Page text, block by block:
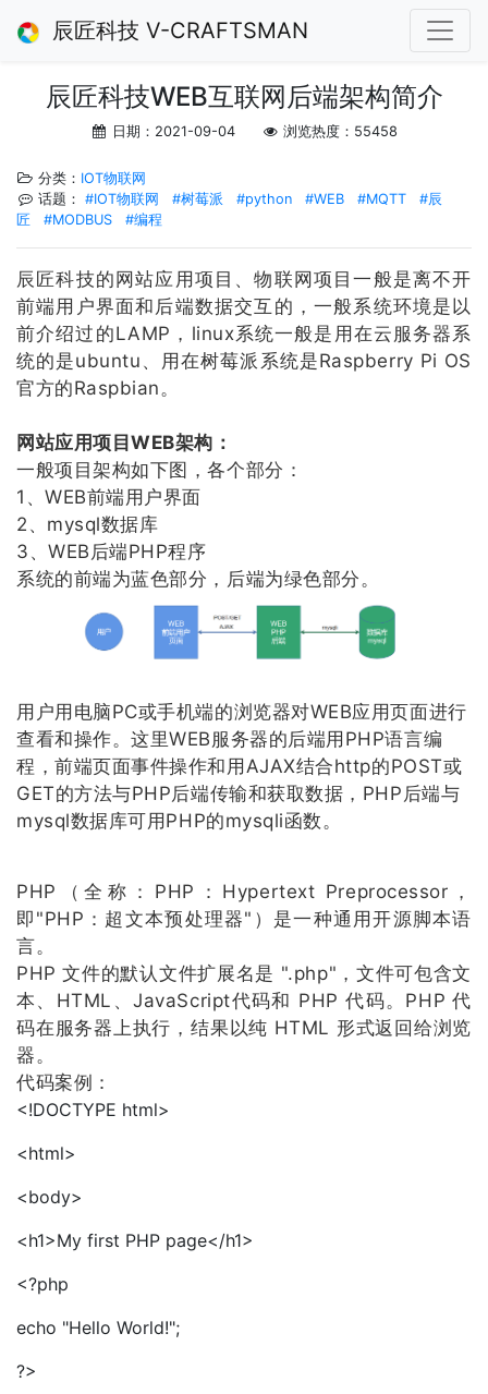
辰匠科技 V-CRAFTSMAN
辰匠科技WEB互联网后端架构简介
日期：2021-09-04 浏览热度：55458
分类： IOT物联网
话题：#IOT物联网 #树莓派 #python #WEB #MQTT
#辰
匠
#MODBUS #编程
辰匠科技的网站应用项目、物联网项目一般是离不开
前端用户界面和后端数据交互的，一般系统环境是以
前介绍过的LAMP，linux系统一般是用在云服务器系
统的是ubuntu、用在树莓派系统是Raspberry Pi OS
官方的Raspbian。
网站应用项目WEB架构：
一般项目架构如下图，各个部分：
1、WEB前端用户界面
2、mysql数据库
3、WEB后端PHP程序
系统的前端为蓝色部分，后端为绿色部分。
用户用电脑PC或手机端的浏览器对WEB应用页面进行
查看和操作。这里WEB服务器的后端用PHP语言编
程，前端页面事件操作和用AJAX结合http的POST或
GET的方法与PHP后端传输和获取数据， PHP 后端与
mysql数据库可用PHP的mysqli函数。
PHP（全称：PHP：Hypertext Preprocessor，
即"PHP：超文本预处理器"）是一种通用开源脚本语
言。
PHP 文件的默认文件扩展名是 ".php"，文件可包含文
本、HTML、JavaScript代码和 PHP 代码。PHP 代
码在服务器上执行，结果以纯 HTML 形式返回给浏览
器。
代码案例：
<!DOCTYPE html>
<html>
<body>
<h1>My first PHP page</h1>
<?php
echo "Hello World!";
?>